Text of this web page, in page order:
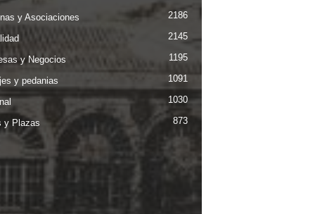
y Asociaciones 2186
2145
y Negocios 1195
y pedanias 1091
1030
y Plazas 873